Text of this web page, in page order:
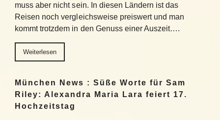
muss aber nicht sein. In diesen Ländern ist das
Reisen noch vergleichsweise preiswert und man
kommt trotzdem in den Genuss einer Auszeit….
Weiterlesen
München News : Süße Worte für Sam
Riley: Alexandra Maria Lara feiert 17.
Hochzeitstag